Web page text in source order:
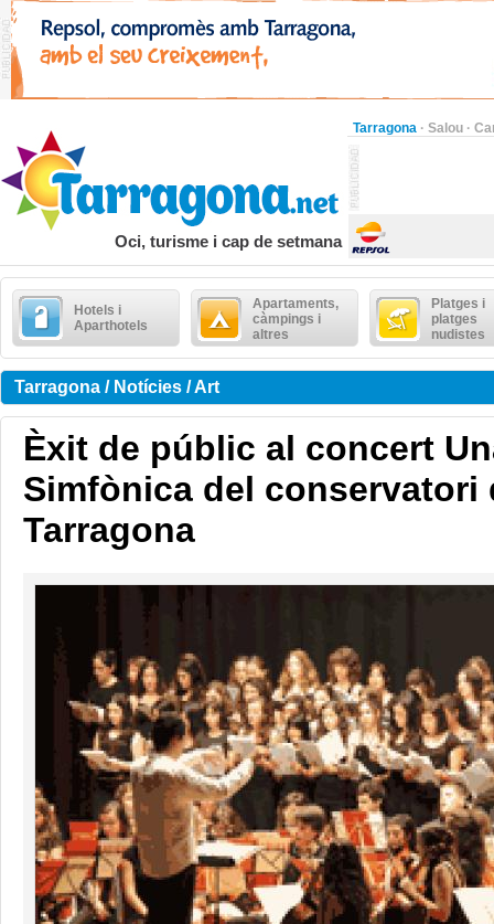
Tarragona · Salou ·
Oci, turisme i cap de setmana
Hotels i
Aparthotels
Apartaments,
càmpings i
altres
Platges i
platges
nudistes
Tarragona / Notícies / Art
Èxit de públic al concert
Simfònica del conservatori
Tarragona